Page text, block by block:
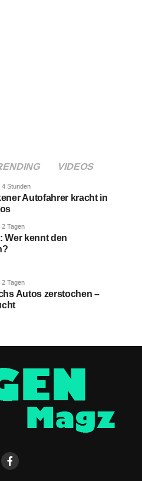
VIDEOS
4 Stunden
Autofahrer kracht in
2 Tagen
Wer kennt den
2 Tagen
Autos zerstochen –